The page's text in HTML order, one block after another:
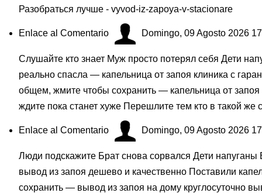
Разобраться лучше - vyvod-iz-zapoya-v-stacionare
Enlace al Comentario Domingo, 09 Agosto 2026
Слушайте кто знает Муж просто потерял себя Дети
реально спасла — капельница от запоя клиника с
общем, жмите чтобы сохранить — капельница от запоя
ждите пока станет хуже Перешлите тем кто в такой же
Enlace al Comentario Domingo, 09 Agosto 2026
Люди подскажите Брат снова сорвался Дети
вывод из запоя дешево и качественно Поставили
сохранить — вывод из запоя на дому круглосуточно